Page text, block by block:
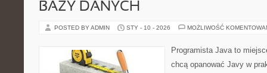
BAZY DANYCH
POSTED BY ADMIN STY - 10 - 2026 MOŻLIWOŚĆ
Programista Java to
chcą opanować Javy w